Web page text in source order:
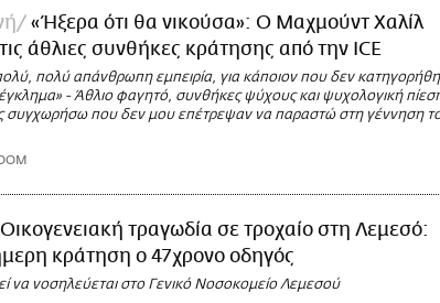
«Ήξερα ότι θα νικούσα»: Ο Μαχμούντ Χαλίλ
άθλιες συνθήκες κράτησης από την ICE
πολύ απάνθρωπη εμπειρία, για κάποιον που δεν
- Άθλιο φαγητό, συνθήκες ψύχους και ψυχολογική
συγχωρήσω που δεν μου επέτρεψαν να παραστώ στη γέννηση
Οικογενειακή τραγωδία σε τροχαίο στη Λεμεσό:
κράτηση ο 47χρονο οδηγός
να νοσηλεύεται στο Γενικό Νοσοκομείο Λεμεσού